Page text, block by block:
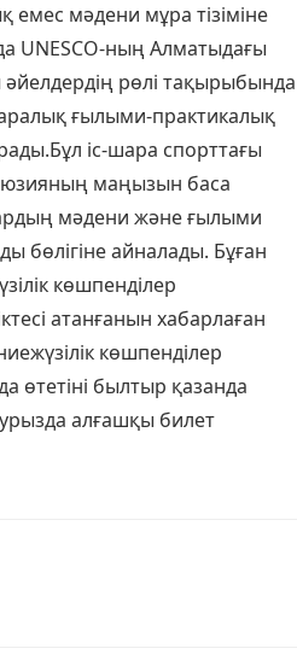
емес мәдени мұра тізіміне
UNESCO-ның Алматыдағы
әйелдердің рөлі тақырыбында
ғылыми-практикалық
іс-шара спорттағы
маңызын баса
мәдени және ғылыми
бөлігіне айналады. Бұған
көшпенділер
атанғанын хабарлаған
көшпенділер
өтетіні былтыр қазанда
алғашқы билет